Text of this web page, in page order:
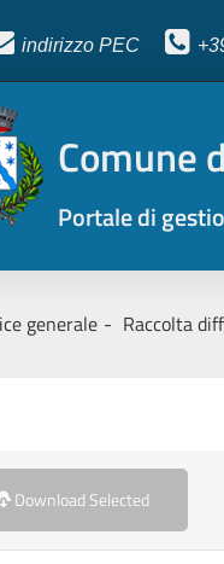
indirizzo PEC
Comune
Portale di
generale Raccolta
Download Selected